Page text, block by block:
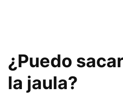
¿Puedo
la jaula?